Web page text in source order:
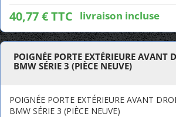
40,77 € TTC livraison incluse
POIGNÉE PORTE EXTÉRIEURE AVANT
BMW SÉRIE 3 (PIÈCE NEUVE)
POIGNÉE PORTE EXTÉRIEURE AVANT
BMW SÉRIE 3 (PIÈCE NEUVE)